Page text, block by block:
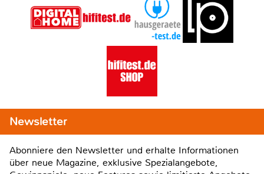
Newsletter
Abonniere den Newsletter und erhalte Informationen
über neue Magazine, exklusive Spezialangebote,